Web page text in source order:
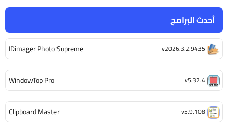
أحدث البرامج
IDimager Photo Supreme v2026.3.2.9435
WindowTop Pro v5.32.4
Clipboard Master v5.9.108